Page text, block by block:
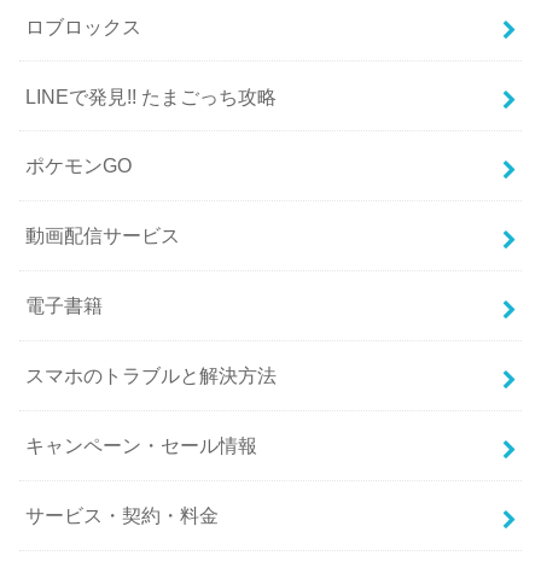
ロブロックス
LINEで発見!! たまごっち攻略
ポケモンGO
動画配信サービス
電子書籍
スマホのトラブルと解決方法
キャンペーン・セール情報
サービス・契約・料金